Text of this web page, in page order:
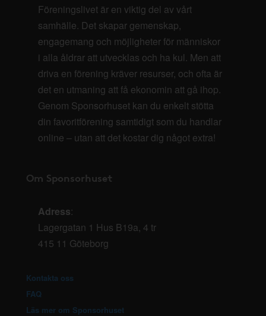
Föreningslivet är en viktig del av vårt
samhälle. Det skapar gemenskap,
engagemang och möjligheter för människor
i alla åldrar att utvecklas och ha kul. Men att
driva en förening kräver resurser, och ofta är
det en utmaning att få ekonomin att gå ihop.
Genom Sponsorhuset kan du enkelt stötta
din favoritförening samtidigt som du handlar
online – utan att det kostar dig något extra!
Om Sponsorhuset
Adress:
Lagergatan 1 Hus B19a, 4 tr
415 11 Göteborg
Kontakta oss
FAQ
Läs mer om Sponsorhuset